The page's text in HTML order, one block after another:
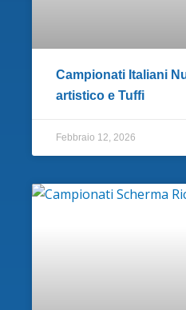
Campionati Italiani
artistico e Tuffi
Febbraio 12, 2026